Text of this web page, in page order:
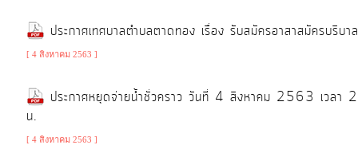
การ
ความ
รู้
ประกาศเทศบาลตำบลตาดทอง เรื่อง รับสมัครอาสาสมัครบริบา
[ 4 สิงหาคม 2563 ]
ประกาศหยุดจ่ายนํ้าชั่วคราว วันที่ 4 สิงหาคม 2563 เว
น.
[ 4 สิงหาคม 2563 ]